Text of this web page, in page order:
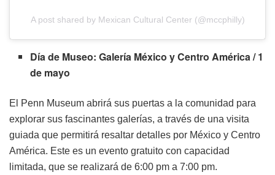
A post shared by Mexican Cultural Center (@mccphilly)
Día de Museo: Galería México y Centro América / 1
de mayo
El Penn Museum abrirá sus puertas a la comunidad para
explorar sus fascinantes galerías, a través de una visita
guiada que permitirá resaltar detalles por México y Centro
América. Este es un evento gratuito con capacidad
limitada, que se realizará de 6:00 pm a 7:00 pm.